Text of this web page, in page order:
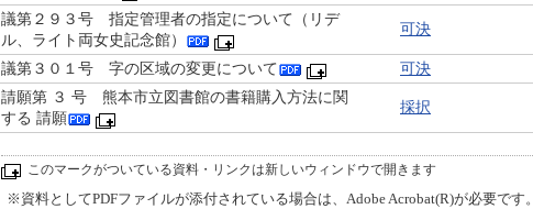
議第２９３号 指定管理者の指定について（リデ
ル、ライト両女史記念館）
可決
議第３０１号 字の区域の変更について
可決
請願第 ３ 号 熊本市立図書館の書籍購入方法に関
する 請願
採択
このマークがついている資料・リンクは新しいウィンドウで開きます
※資料としてPDFファイルが添付されている場合は、Adobe Acrobat(R)が必要です。